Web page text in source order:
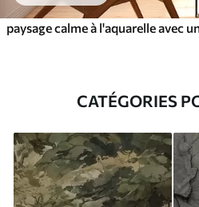
CATÉGORIES